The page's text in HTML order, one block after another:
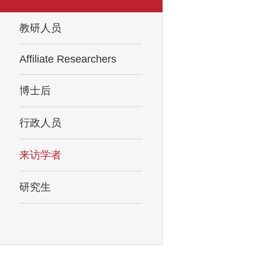
教研人员
Affiliate Researchers
博士后
行政人员
来访学者
研究生